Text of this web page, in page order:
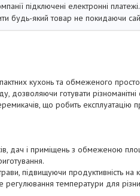
підключені електронні
будь-який товар не покидаючи
кухонь та обмеженого
дозволяючи готувати
що робить експлуатацію
дач і приміщень з обмеженою
підвищуючи продуктивність на
регулювання температури для